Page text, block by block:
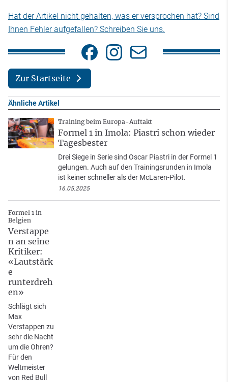
Hat der Artikel nicht gehalten, was er versprochen hat? Sind
Ihnen Fehler aufgefallen? Schreiben Sie uns.
Zur Startseite
Ähnliche Artikel
Training beim Europa-Auftakt
Formel 1 in Imola: Piastri schon wieder
Tagesbester
Drei Siege in Serie sind Oscar Piastri in der Formel 1
gelungen. Auch auf den Trainingsrunden in Imola
ist keiner schneller als der McLaren-Pilot.
16.05.2025
Formel 1 in
Belgien
Verstappe
n an seine
Kritiker:
«Lautstärk
e
runterdreh
en»
Schlägt sich
Max
Verstappen zu
sehr die Nacht
um die Ohren?
Für den
Weltmeister
von Red Bull